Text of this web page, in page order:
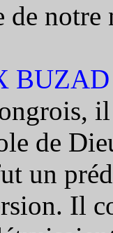
notre
de
un
Il